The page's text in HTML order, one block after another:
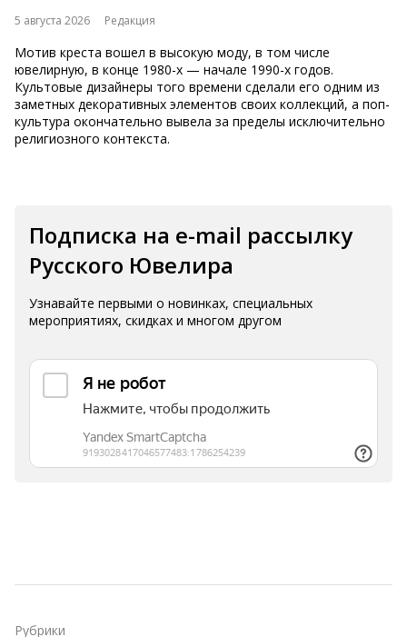
5 августа 2026 Редакция
Мотив креста вошел в высокую моду, в том числе
ювелирную, в конце 1980-х — начале 1990-х годов.
Культовые дизайнеры того времени сделали его одним из
заметных декоративных элементов своих коллекций, а поп-
культура окончательно вывела за пределы исключительно
религиозного контекста.
Подписка на e-mail рассылку
Русского Ювелира
Узнавайте первыми о новинках, специальных
мероприятиях, скидках и многом другом
Рубрики